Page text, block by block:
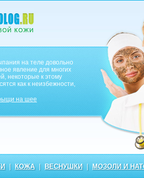
на теле довольно
явление для многих
некоторые к этому
как к неизбежности,
на шее
| КОЖА | ВЕСНУШКИ | МОЗОЛИ И